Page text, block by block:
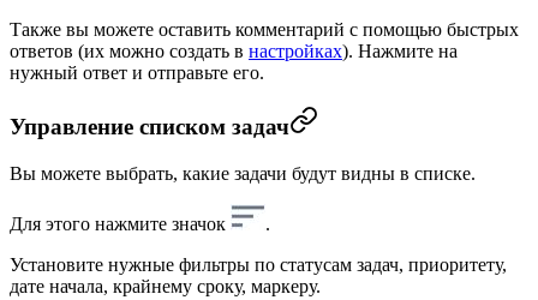
Также вы можете оставить комментарий с помощью быстрых
ответов (их можно создать в настройках). Нажмите на
нужный ответ и отправьте его.
Управление списком задач
Вы можете выбрать, какие задачи будут видны в списке.
Для этого нажмите значок
.
Установите нужные фильтры по статусам задач, приоритету,
дате начала, крайнему сроку, маркеру.